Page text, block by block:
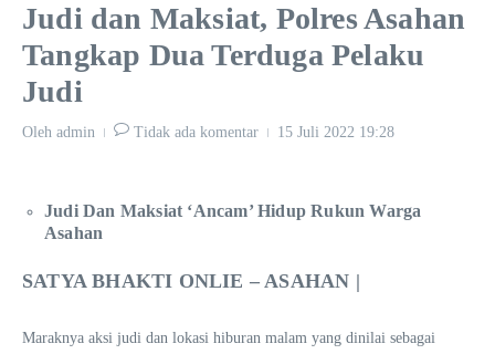
Judi dan Maksiat, Polres Asahan
Tangkap Dua Terduga Pelaku
Judi
Oleh admin Tidak ada komentar 15 Juli 2022 19:28
Judi Dan Maksiat ‘Ancam’ Hidup Rukun Warga
Asahan
SATYA BHAKTI ONLIE – ASAHAN |
Maraknya aksi judi dan lokasi hiburan malam yang dinilai sebagai